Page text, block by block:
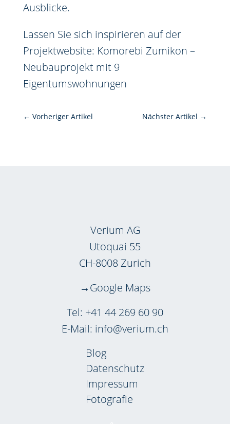
Ausblicke.
Lassen Sie sich inspirieren auf der
Projektwebsite: Komorebi Zumikon –
Neubauprojekt mit 9
Eigentumswohnungen
← Vorheriger Artikel Nächster Artikel →
Verium AG
Utoquai 55
CH-8008 Zurich
Google Maps
Tel: +41 44 269 60 90
E-Mail: info@verium.ch
Blog
Datenschutz
Impressum
Fotografie